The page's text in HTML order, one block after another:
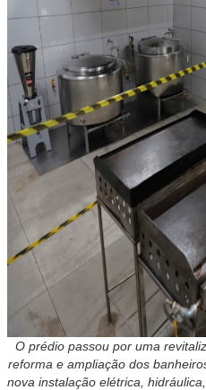
O prédio passou por uma
reforma e ampliação dos
nova instalação elétrica,